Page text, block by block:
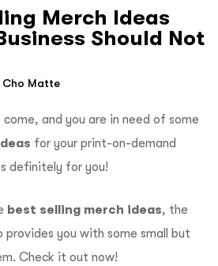
Merch Ideas
Should Not
Cho Matte
and you are in need of some
for your print-on-demand
definitely for you!
best selling merch ideas, the
you with some small but
Check it out now!